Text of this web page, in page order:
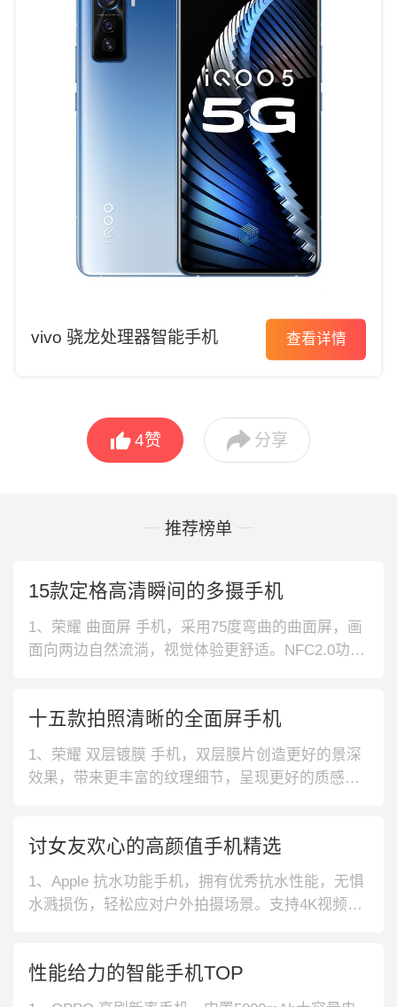
vivo 骁龙处理器智能手机 查看详情
4赞  分享
推荐榜单
15款定格高清瞬间的多摄手机
1、荣耀 曲面屏 手机，采用75度弯曲的曲面屏，画
面向两边自然流淌，视觉体验更舒适。NFC2.0功
提高充电效率，日常使用更方便。搭载天玑1100处
理器，性能强劲，为运行提供足够的动力。3、vivo
清晰夜景
十五款拍照清晰的全面屏手机
1、荣耀 双层镀膜 手机，双层膜片创造更好的景深
效果，带来更丰富的纹理细节，呈现更好的质感。
频架构底层设计，配以独立专业视频镜头，带来一
站式视频拍摄体验。多镜录像功能，前后镜头同
录，告别繁琐剪辑。3、Redm
讨女友欢心的高颜值手机精选
1、Apple 抗水功能手机，拥有优秀抗水性能，无惧
水溅损伤，轻松应对户外拍摄场景。支持4K视频拍
配不同的拍摄场景，实现灵活摄影。搭载90Hz护眼
屏，减少画面撕裂，开黑更加畅快。3、小米 人像
性能给力的智能手机TOP